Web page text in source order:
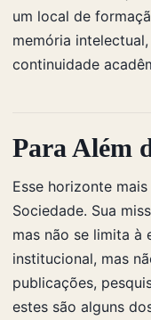
um local de
memória
continuidade
Para Além
Esse horizonte
Sociedade. Sua
mas não se limita à
institucional, mas
publicações,
estes são alguns